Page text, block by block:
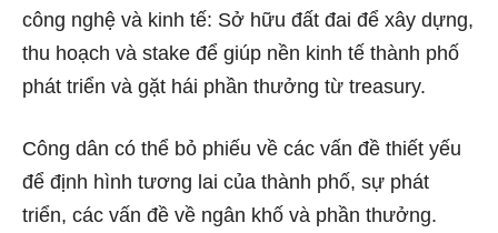
công nghệ và kinh tế: Sở hữu đất đai để xây dựng,
thu hoạch và stake để giúp nền kinh tế thành phố
phát triển và gặt hái phần thưởng từ treasury.
Công dân có thể bỏ phiếu về các vấn đề thiết yếu
để định hình tương lai của thành phố, sự phát
triển, các vấn đề về ngân khố và phần thưởng.